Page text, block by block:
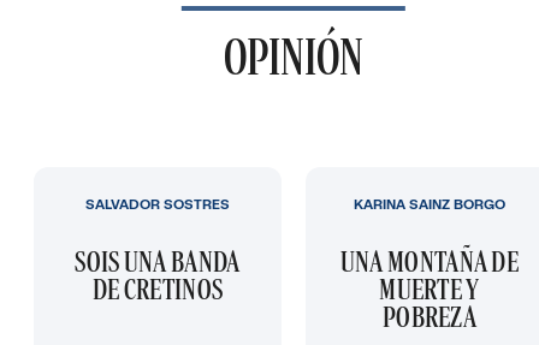
OPINIÓN
SOIS UNA BANDA
DE CRETINOS
SALVADOR SOSTRES
UNA MONTAÑA DE
MUERTE Y
POBREZA
KARINA SAINZ BORGO